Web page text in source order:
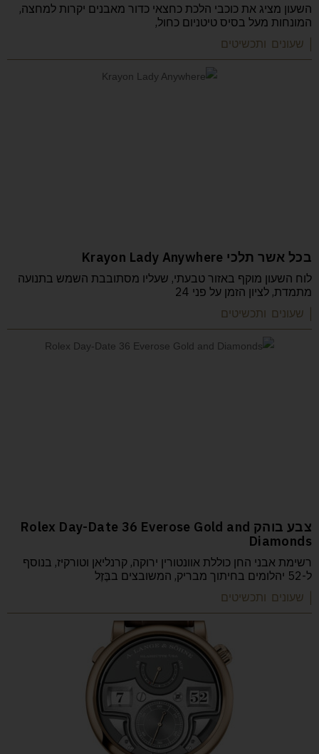
השעון מציג את כוכבי הלכת כחצאי כדור מאבנים יקרות למחצה,
המונחות מעל בסיס טיטניום כחול,
| שעונים ותכשיטים
בכל אשר תלכי Krayon Lady Anywhere
לוח השעון מוקף באזור טבעתי, שעליו מסתובבת השמש בתנועה
מתמדת, לציון הזמן על פני 24
| שעונים ותכשיטים
צבע בוהק Rolex Day-Date 36 Everose Gold and
Diamonds
רשימת אבני החן כוללת אוונטורין ירוקה, קרנליאן וטורקיז, בנוסף
ל-52 יהלומים בחיתוך מבריק, המשובצים בבֶּזֶל
| שעונים ותכשיטים